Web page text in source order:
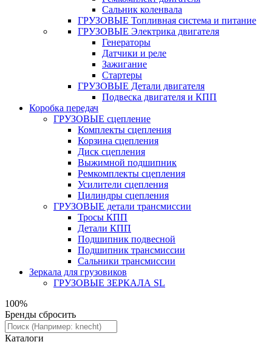
Сальник коленвала
ГРУЗОВЫЕ Топливная система и питание
ГРУЗОВЫЕ Электрика двигателя
Генераторы
Датчики и реле
Зажигание
Стартеры
ГРУЗОВЫЕ Детали двигателя
Подвеска двигателя и КПП
Коробка передач
ГРУЗОВЫЕ сцепление
Комплекты сцепления
Корзина сцепления
Диск сцепления
Выжимной подшипник
Ремкомплекты сцепления
Усилители сцепления
Цилиндры сцепления
ГРУЗОВЫЕ детали трансмиссии
Тросы КПП
Детали КПП
Подшипник подвесной
Подшипник трансмиссии
Сальники трансмиссии
Зеркала для грузовиков
ГРУЗОВЫЕ ЗЕРКАЛА SL
100%
Бренды сбросить
Каталоги